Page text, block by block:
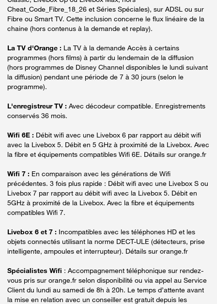
Cheat_Code_Fibre_18_26 et Séries Spéciales), sur ADSL ou sur
Fibre ou Smart TV. Cette inclusion concerne le flux linéaire de la
chaine (hors contenus à la demande et replay).
La TV d'Orange : La TV à la demande Accès à certains
programmes (hors films) à partir du lendemain de la diffusion
(hors programmes de Disney Channel disponibles le lundi suivant
la diffusion) pendant une période de 7 à 30 jours (selon le
programme).
L'enregistreur TV : Avec décodeur compatible. Enregistrements
conservés 36 mois.
Wifi 6E : Débit wifi avec une Livebox 6 par rapport au débit wifi
avec la Livebox 5. Débit en 5 GHz à proximité de la Livebox. Avec
la fibre et équipements compatibles Wifi 6E. Détails sur orange.fr
Wifi 7 : En comparaison avec les générations de Wifi
précédentes. 3 fois plus rapide : Débit wifi avec une Livebox S ou
Livebox 7 par rapport au débit wifi avec la Livebox 5. Débit en
5GHz à proximité de la Livebox. Avec la fibre et équipements
compatibles Wifi 7.
Livebox 6 et 7 : Incompatibles avec les téléphones HD et les
objets connectés utilisant la norme DECT-ULE (détecteurs, prise
intelligente, ampoules et interrupteur). Détails sur orange.fr
Spécialistes Wifi : Accompagnement téléphonique sur rendez-
vous pris sur orange.fr selon disponibilité ou via appel au Service
Client du lundi au samedi de 8h à 20h. Le temps d’attente avant
la mise en relation avec un conseiller est gratuit depuis les